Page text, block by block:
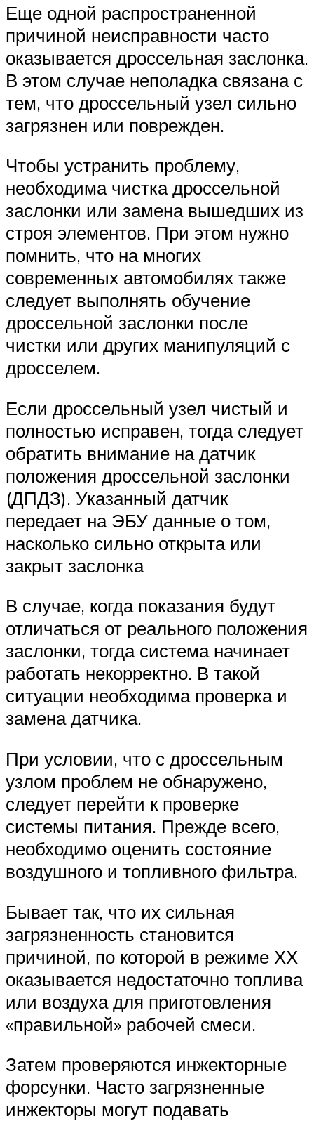
Еще одной распространенной
причиной неисправности часто
оказывается дроссельная заслонка.
В этом случае неполадка связана с
тем, что дроссельный узел сильно
загрязнен или поврежден.
Чтобы устранить проблему,
необходима чистка дроссельной
заслонки или замена вышедших из
строя элементов. При этом нужно
помнить, что на многих
современных автомобилях также
следует выполнять обучение
дроссельной заслонки после
чистки или других манипуляций с
дросселем.
Если дроссельный узел чистый и
полностью исправен, тогда следует
обратить внимание на датчик
положения дроссельной заслонки
(ДПДЗ). Указанный датчик
передает на ЭБУ данные о том,
насколько сильно открыта или
закрыт заслонка
В случае, когда показания будут
отличаться от реального положения
заслонки, тогда система начинает
работать некорректно. В такой
ситуации необходима проверка и
замена датчика.
При условии, что с дроссельным
узлом проблем не обнаружено,
следует перейти к проверке
системы питания. Прежде всего,
необходимо оценить состояние
воздушного и топливного фильтра.
Бывает так, что их сильная
загрязненность становится
причиной, по которой в режиме ХХ
оказывается недостаточно топлива
или воздуха для приготовления
«правильной» рабочей смеси.
Затем проверяются инжекторные
форсунки. Часто загрязненные
инжекторы могут подавать